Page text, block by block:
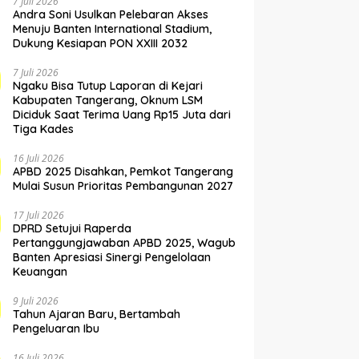
Andra Soni Usulkan Pelebaran Akses
Menuju Banten International Stadium,
Dukung Kesiapan PON XXIII 2032
7 Juli 2026
Ngaku Bisa Tutup Laporan di Kejari
Kabupaten Tangerang, Oknum LSM
Diciduk Saat Terima Uang Rp15 Juta dari
Tiga Kades
16 Juli 2026
APBD 2025 Disahkan, Pemkot Tangerang
Mulai Susun Prioritas Pembangunan 2027
17 Juli 2026
DPRD Setujui Raperda
Pertanggungjawaban APBD 2025, Wagub
Banten Apresiasi Sinergi Pengelolaan
Keuangan
9 Juli 2026
Tahun Ajaran Baru, Bertambah
Pengeluaran Ibu